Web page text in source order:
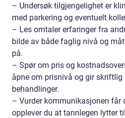
– Undersøk tilgjengelighet er
med parkering og eventuelt
– Les omtaler erfaringer fra
bilde av både faglig nivå og
på.
– Spør om pris og
åpne om prisnivå og gir skriftlig
behandlinger.
– Vurder kommunikasjonen får
opplever du at tannlegen lytter